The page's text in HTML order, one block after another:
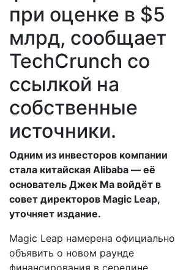
при оценке в $5
млрд, сообщает
TechCrunch со
ссылкой на
собственные
источники.
Одним из инвесторов компании
стала китайская Alibaba — её
основатель Джек Ма войдёт в
совет директоров Magic Leap,
уточняет издание.
Magiс Leap намерена официально
объявить о новом раунде
финансирования в середине